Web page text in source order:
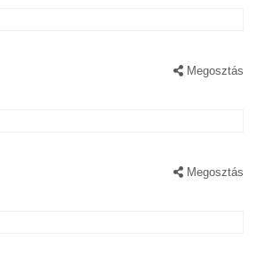
Megosztás
Megosztás